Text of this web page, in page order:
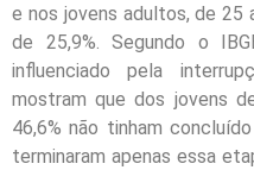
e nos jovens adultos, de 25
de 25,9%. Segundo o
influenciado pela
mostram que dos jovens
46,6% não tinham
terminaram apenas essa